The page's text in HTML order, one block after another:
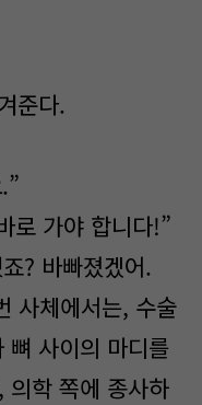
준다.
로 가야 합니다!”
? 바빠졌겠어.
사체에서는, 수술
뼈 사이의 마디를
의학 쪽에 종사하